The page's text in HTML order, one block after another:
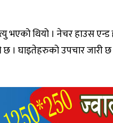
भएको थियो । नेचर हाउस
छ । घाइतेहरुको उपचार जारी छ